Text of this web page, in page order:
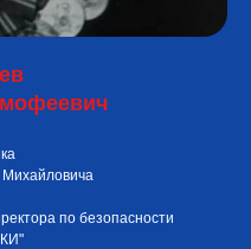
по безопасности